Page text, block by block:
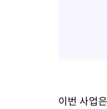
이번 사업